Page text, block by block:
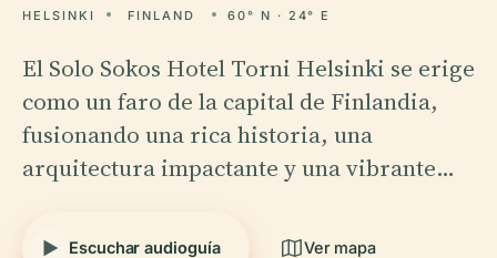
HELSINKI FINLAND 60° N · 24° E
El Solo Sokos Hotel Torni Helsinki se erige
como un faro de la capital de Finlandia,
fusionando una rica historia, una
arquitectura impactante y una vibrante…
Escuchar audioguía Ver mapa